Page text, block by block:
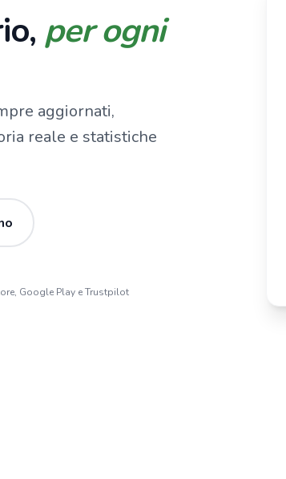
per ogni
aggiornati,
reale e statistiche
Google Play e Trustpilot